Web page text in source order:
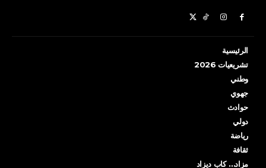
الرئيسية
تشريعيات 2026
وطني
جهوي
حوادث
دولي
رياضة
ثقافة
مزاد… كاب ديزاد